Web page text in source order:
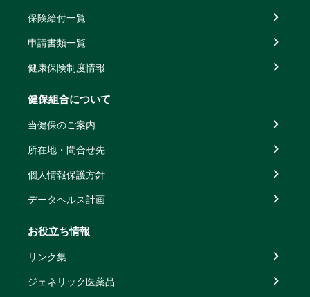
保険給付一覧
申請書類一覧
健康保険制度情報
健保組合について
当健保のご案内
所在地・問合せ先
個人情報保護方針
データヘルス計画
お役立ち情報
リンク集
ジェネリック医薬品